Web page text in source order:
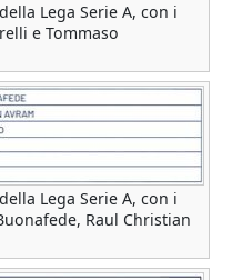
Lega Serie A, con i
e Tommaso
Lega Serie A, con i
Raul Christian